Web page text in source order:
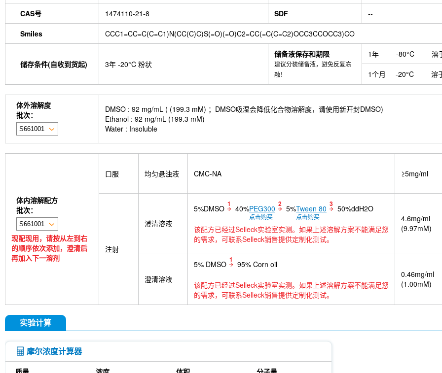
CAS号 1474110-21-8 SDF --
Smiles CCC1=CC=C(C=C1)N(CC(C)C)S(=O)(=O)C2=CC(=C(C=C2)OCC3CCOCC3)CO
储存条件(自收到货起) 3年 -20°C 粉状
储备液保存和期限
建议分装储备液，避免反复冻
融！
1年 -80°C 溶
1个月 -20°C 溶
体外溶解度
批次：
DMSO : 92 mg/mL ( (199.3 mM) ；DMSO吸湿会降低化合物溶解度，请使用新开封DMSO)
Ethanol : 92 mg/mL (199.3 mM)
Water : Insoluble
体内溶解配方
批次：
现配现用，请按从左到右
的顺序依次添加，澄清后
再加入下一溶剂
口服 均匀悬浊液 CMC-NA ≥5mg/ml
注射
澄清溶液
5%DMSO 1 40%PEG300
点击购买
2 5%Tween 80
点击购买
3 50%ddH2O
该配方已经过Selleck实验室实测。如果上述溶解方案不能满足您
的需求，可联系Selleck销售提供定制化测试。
4.6mg/ml
(9.97mM)
澄清溶液
5% DMSO 1 95% Corn oil
该配方已经过Selleck实验室实测。如果上述溶解方案不能满足您
的需求，可联系Selleck销售提供定制化测试。
0.46mg/ml
(1.00mM)
实验计算
摩尔浓度计算器